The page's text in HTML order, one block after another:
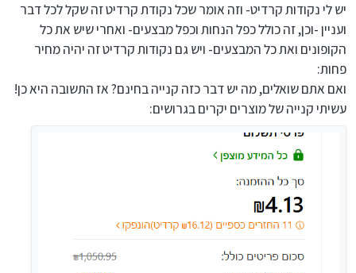
יש לי נקודות קרדיט- וזה אומר שכל נקודת קרדיט זה שקל לכל דבר
ועניין -וכן, זה כולל כפל הנחות וכפל מבצעים- ואחרי שיש את כל
הקופונים ואת כל המבצעים- ויש גם נקודות קרדיט זה יהיה מחיר
פחות:
ואם אתם שואלים, מה יש דבר כזה קנייה בחינם? אז התשובה היא כן!
עשיתי קנייה של מוצרים יקרים בגרושים: